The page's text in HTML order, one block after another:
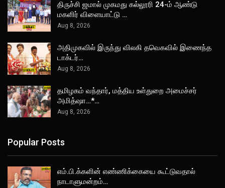
திருச்சி ஜமால் முகமது கல்லூரி 24-ம் ஆண்டு
மகளிர் விளையாட்டு …
Aug 8, 2026
அதிமுகவில் இருந்து விலகி தவெகவில் இணைந்த
டாக்டர்…
Aug 8, 2026
தமிழகம் வந்தார், மத்திய உள்துறை அமைச்சர்
அமித்ஷா…*…
Aug 8, 2026
Popular Posts
எம்.பி.க்களின் எண்ணிக்கையை கூட்டுவதால்
நாடாளுமன்றம்…